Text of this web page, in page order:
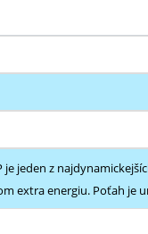
je jeden z
extra energiu. Poťah je